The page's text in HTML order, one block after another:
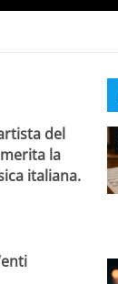
del
la
italiana.